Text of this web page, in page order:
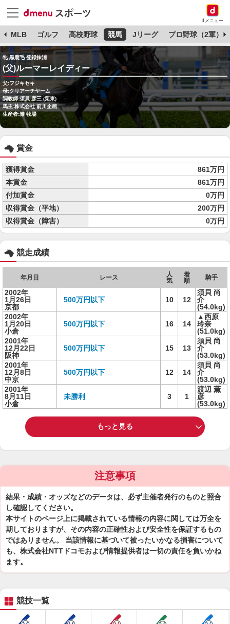
dメニュー
MLB ゴルフ 高校野球 競馬 Jリーグ プロ野球（2軍）
牝 黒鹿毛 登録抹消
(父)ルーマーレイディー
父:フジキセキ
母:クリアーチヤーム
調教師:須貝 彦三 (栗東)
馬主:株式会社 前川企画
生産者:雅 牧場
賞金
獲得賞金
861万円
本賞金
861万円
付加賞金
0万円
収得賞金（平地）
200万円
収得賞金（障害）
0万円
競走成績
年月日 レース
人
気
着
順
騎手
2002年
1月26日
京都
500万円以下 10 12
須貝 尚
介
(54.0kg)
2002年
1月20日
小倉
500万円以下 16 14
▲西原
玲奈
(51.0kg)
2001年
12月22日
阪神
500万円以下 15 13
須貝 尚
介
(53.0kg)
2001年
12月8日
中京
500万円以下 12 14
須貝 尚
介
(53.0kg)
2001年
8月11日
小倉
未勝利 3 1
渡辺 薫
彦
(53.0kg)
もっと見る
注意事項
結果・成績・オッズなどのデータは、必ず主催者発行のものと照合
し確認してください。
本サイトのページ上に掲載されている情報の内容に関しては万全を
期しておりますが、その内容の正確性および安全性を保証するもの
ではありません。 当該情報に基づいて被ったいかなる損害について
も、株式会社NTTドコモおよび情報提供者は一切の責任を負いかね
ます。
競技一覧